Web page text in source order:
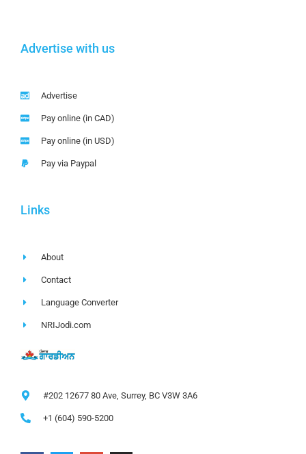
Advertise with us
Advertise
Pay online (in CAD)
Pay online (in USD)
Pay via Paypal
Links
About
Contact
Language Converter
NRIJodi.com
#202 12677 80 Ave, Surrey, BC V3W 3A6
+1 (604) 590-5200